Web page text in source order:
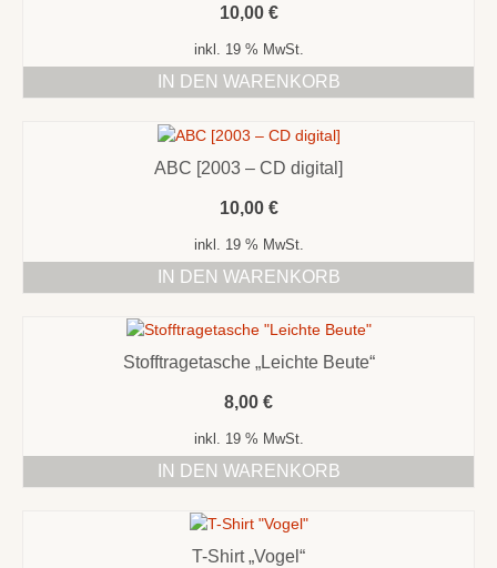
10,00 €
inkl. 19 % MwSt.
IN DEN WARENKORB
ABC [2003 – CD digital]
10,00 €
inkl. 19 % MwSt.
IN DEN WARENKORB
Stofftragetasche „Leichte Beute“
8,00 €
inkl. 19 % MwSt.
IN DEN WARENKORB
T-Shirt „Vogel“